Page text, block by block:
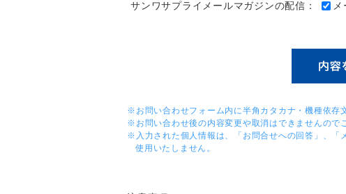
サンワサプライメールマガジンの配信： メ
※お問い合わせフォーム内に半角カタカナ・機種依存
※お問い合わせ後の内容変更や取消はできませんので
※入力された個人情報は、「お問合せへの回答」、「
使用いたしません。